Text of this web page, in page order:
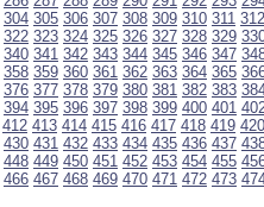
304 305 306 307 308 309 310 311 312
322 323 324 325 326 327 328 329
340 341 342 343 344 345 346 347
358 359 360 361 362 363 364 365
376 377 378 379 380 381 382 383
394 395 396 397 398 399 400 401
412 413 414 415 416 417 418 419 420
430 431 432 433 434 435 436 437
448 449 450 451 452 453 454 455
466 467 468 469 470 471 472 473